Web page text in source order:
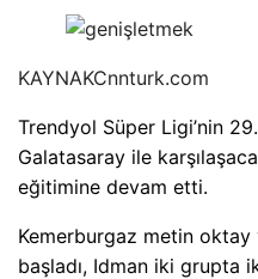
KAYNAKCnnturk.com
Trendyol Süper Ligi’nin
Galatasaray ile
eğitimine devam etti.
Kemerburgaz metin oktay
başladı, Idman iki grupta